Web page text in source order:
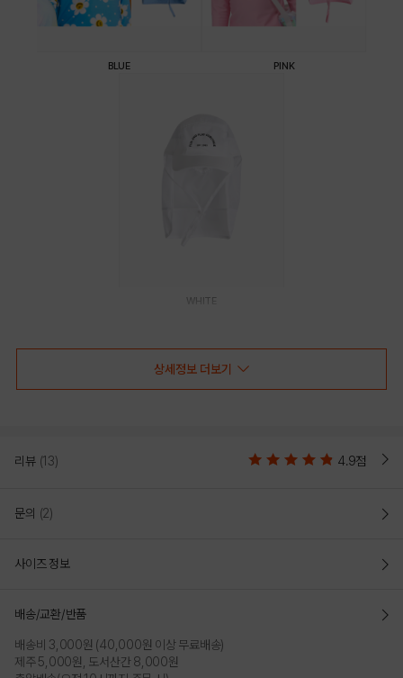
BLUE PINK
WHITE
PRODUCT VIEW
상세정보 더보기
리뷰 (13) 4.9점
문의 (2)
사이즈 정보
배송/교환/반품
배송비 3,000원 (40,000원 이상 무료배송)
제주 5,000원, 도서산간 8,000원